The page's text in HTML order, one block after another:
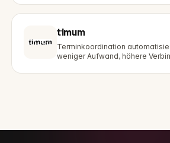
timum
Terminkoordination
weniger Aufwand, höhere